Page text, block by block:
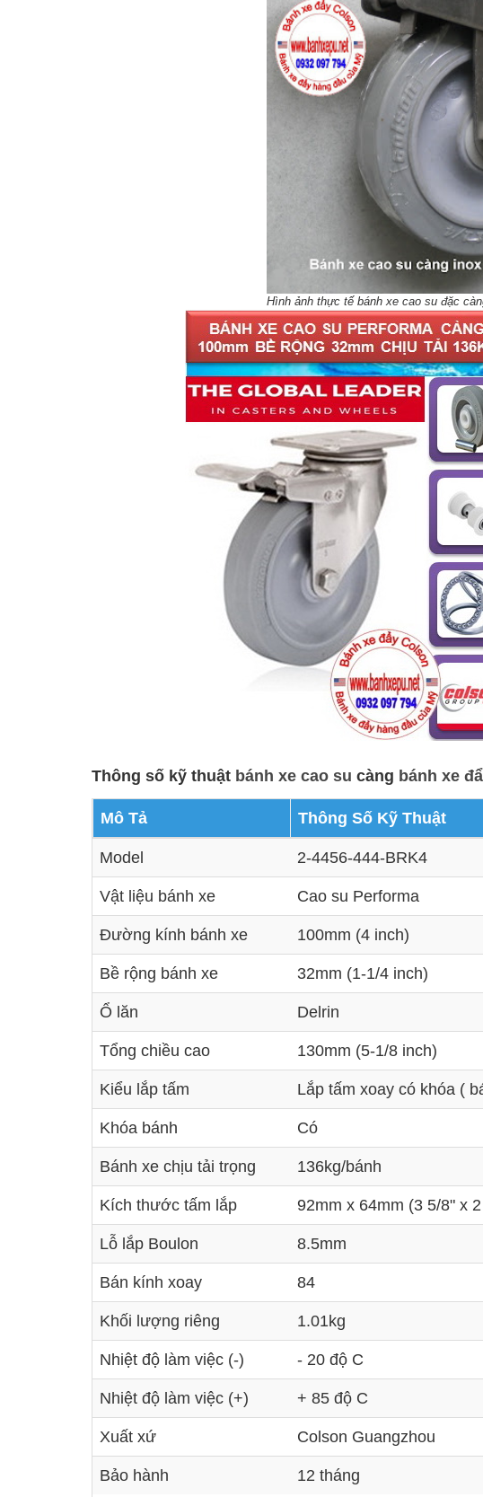
Hình ảnh thực tế bánh xe cao su đặc
Thông số kỹ thuật bánh xe cao su càng bánh xe
Mô Tả Thông Số Kỹ Thuật
Model 2-4456-444-BRK4
Vật liệu bánh xe Cao su Performa
Đường kính bánh xe 100mm (4 inch)
Bề rộng bánh xe 32mm (1-1/4 inch)
Ổ lăn Delrin
Tổng chiều cao 130mm (5-1/8 inch)
Kiểu lắp tấm Lắp tấm xoay có khóa (
Khóa bánh Có
Bánh xe chịu tải trọng 136kg/bánh
Kích thước tấm lắp 92mm x 64mm (3 5/8" x
Lỗ lắp Boulon 8.5mm
Bán kính xoay 84
Khối lượng riêng 1.01kg
Nhiệt độ làm việc (-) - 20 độ C
Nhiệt độ làm việc (+) + 85 độ C
Xuất xứ Colson Guangzhou
Bảo hành 12 tháng